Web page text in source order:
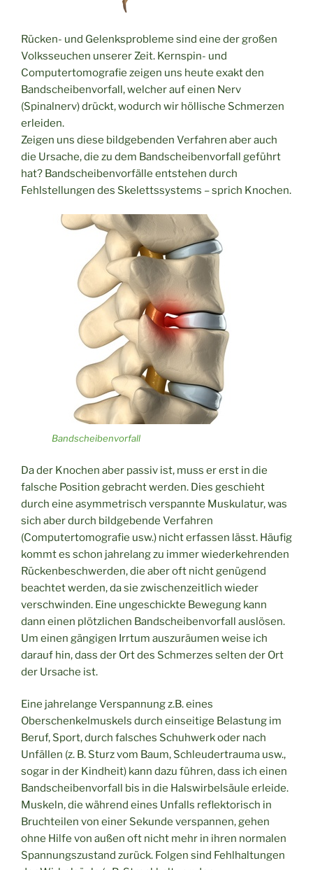
Rücken- und Gelenksprobleme sind eine der großen
Volksseuchen unserer Zeit. Kernspin- und
Computertomografie zeigen uns heute exakt den
Bandscheibenvorfall, welcher auf einen Nerv
(Spinalnerv) drückt, wodurch wir höllische Schmerzen
erleiden.
Zeigen uns diese bildgebenden Verfahren aber auch
die Ursache, die zu dem Bandscheibenvorfall geführt
hat? Bandscheibenvorfälle entstehen durch
Fehlstellungen des Skelettssystems – sprich Knochen.
Bandscheibenvorfall
Da der Knochen aber passiv ist, muss er erst in die
falsche Position gebracht werden. Dies geschieht
durch eine asymmetrisch verspannte Muskulatur, was
sich aber durch bildgebende Verfahren
(Computertomografie usw.) nicht erfassen lässt. Häufig
kommt es schon jahrelang zu immer wiederkehrenden
Rückenbeschwerden, die aber oft nicht genügend
beachtet werden, da sie zwischenzeitlich wieder
verschwinden. Eine ungeschickte Bewegung kann
dann einen plötzlichen Bandscheibenvorfall auslösen.
Um einen gängigen Irrtum auszuräumen weise ich
darauf hin, dass der Ort des Schmerzes selten der Ort
der Ursache ist.
Eine jahrelange Verspannung z.B. eines
Oberschenkelmuskels durch einseitige Belastung im
Beruf, Sport, durch falsches Schuhwerk oder nach
Unfällen (z. B. Sturz vom Baum, Schleudertrauma usw.,
sogar in der Kindheit) kann dazu führen, dass ich einen
Bandscheibenvorfall bis in die Halswirbelsäule erleide.
Muskeln, die während eines Unfalls reflektorisch in
Bruchteilen von einer Sekunde verspannen, gehen
ohne Hilfe von außen oft nicht mehr in ihren normalen
Spannungszustand zurück. Folgen sind Fehlhaltungen